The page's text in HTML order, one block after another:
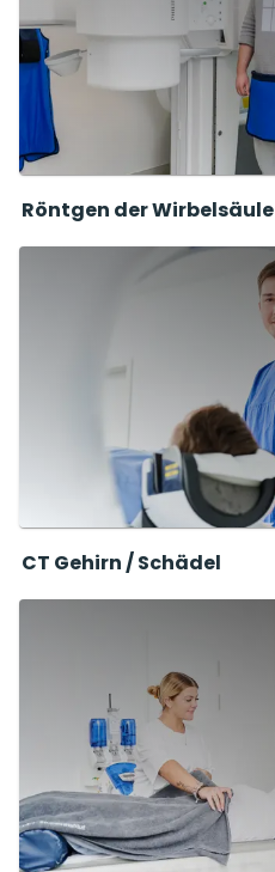
Röntgen der Wirbelsäule
CT Gehirn / Schädel